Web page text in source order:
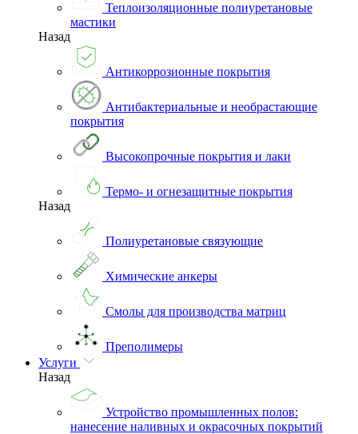
Теплоизоляционные полиуретановые
мастики
Назад
Антикоррозионные покрытия
Антибактериальные и необрастающие
покрытия
Высокопрочные покрытия и лаки
Термо- и огнезащитные покрытия
Назад
Полиуретановые связующие
Химические анкеры
Смолы для производства матриц
Преполимеры
Услуги
Назад
Устройство промышленных полов:
нанесение наливных и окрасочных покрытий